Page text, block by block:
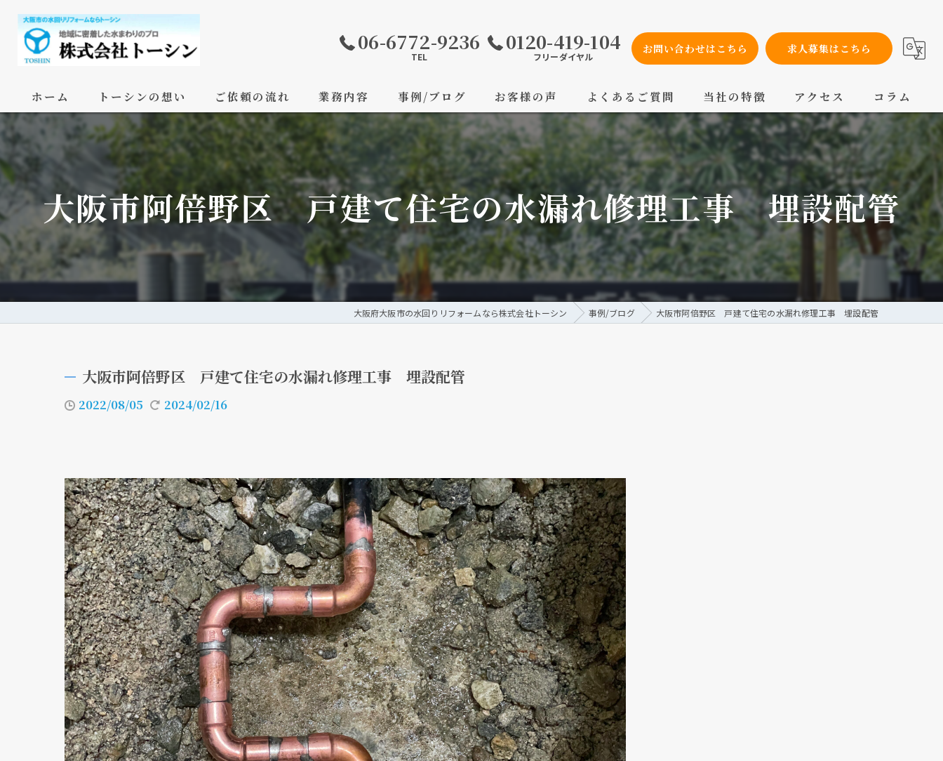
06-6772-9236
TEL
0120-419-104
フリーダイヤル
お問い合わせはこちら 求人募集はこちら
ホーム トーシンの想い ご依頼の流れ 業務内容 事例/ブログ お客様の声 よくあるご質問 当社の特徴
設備工事
内装工事
メンテナンス
配管工事
交換
アクセス コラム
大阪市阿倍野区 戸建て住宅の水漏れ修理工事 埋設配管
大阪府大阪市の水回りリフォームなら株式会社トーシン 事例/ブログ 大阪市阿倍野区 戸建て住宅の水漏れ修理工事 埋設配管
大阪市阿倍野区 戸建て住宅の水漏れ修理工事 埋設配管
2022/08/05 2024/02/16